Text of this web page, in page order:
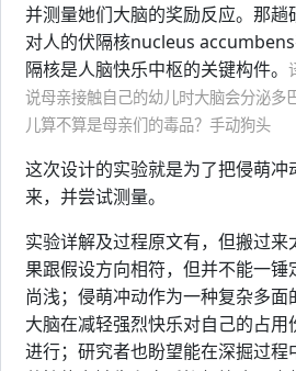
并测量她们大脑的奖励反应。那
对人的伏隔核nucleus
隔核是人脑快乐中枢的关键构件。
说母亲接触自己的幼儿时大脑会分泌多
儿算不算是母亲们的毒品？手动狗头
这次设计的实验就是为了把侵萌冲
来，并尝试测量。
实验详解及过程原文有，但搬过
果跟假设方向相符，但并不能一
尚浅；侵萌冲动作为一种复杂多
大脑在减轻强烈快乐对自己的占
进行；研究者也盼望能在深掘过程